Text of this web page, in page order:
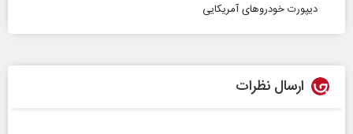
دیپورت خودروهای آمریکایی
ارسال نظرات